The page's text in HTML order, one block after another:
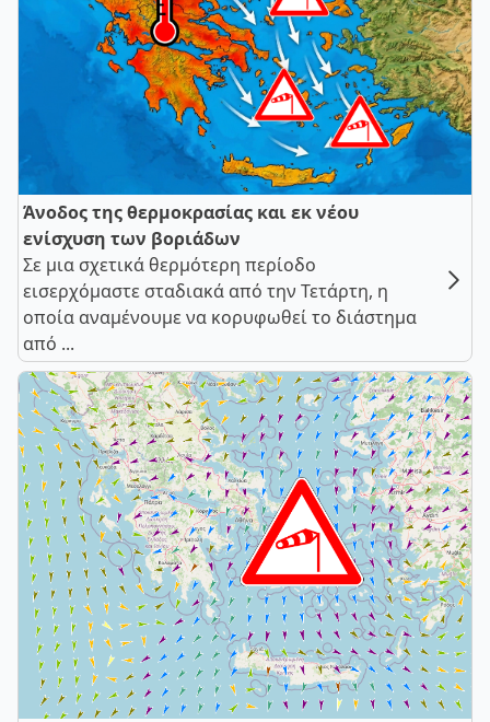
Άνοδος της θερμοκρασίας και εκ νέου
ενίσχυση των βοριάδων
Σε μια σχετικά θερμότερη περίοδο
εισερχόμαστε σταδιακά από την Τετάρτη, η
οποία αναμένουμε να κορυφωθεί το διάστημα
από ...